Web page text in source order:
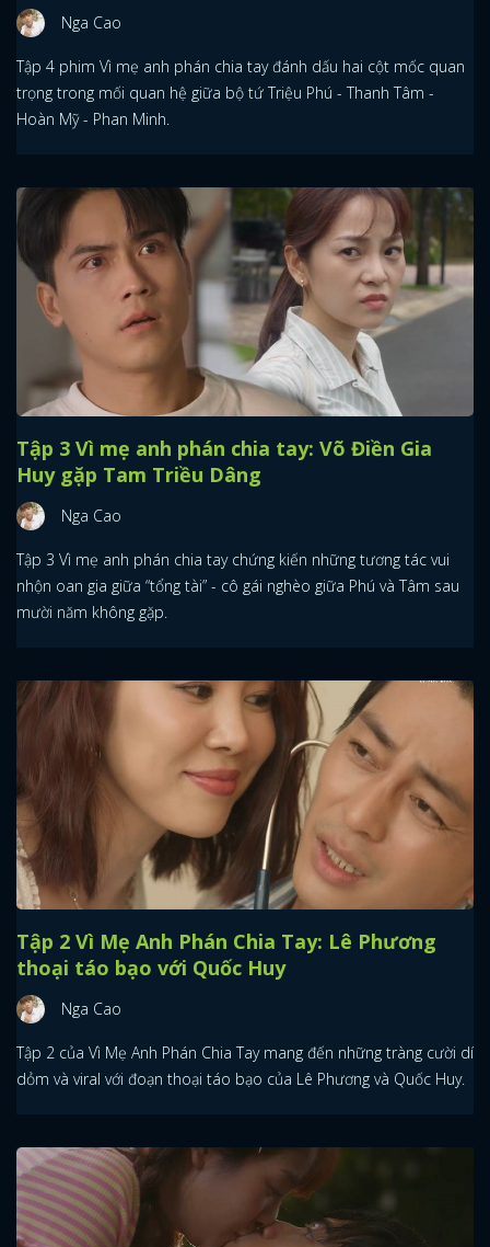
Nga Cao
Tập 4 phim Vì mẹ anh phán chia tay đánh dấu hai cột mốc quan
trọng trong mối quan hệ giữa bộ tứ Triệu Phú - Thanh Tâm -
Hoàn Mỹ - Phan Minh.
Tập 3 Vì mẹ anh phán chia tay: Võ Điền Gia
Huy gặp Tam Triều Dâng
Nga Cao
Tập 3 Vì mẹ anh phán chia tay chứng kiến những tương tác vui
nhộn oan gia giữa “tổng tài” - cô gái nghèo giữa Phú và Tâm sau
mười năm không gặp.
Tập 2 Vì Mẹ Anh Phán Chia Tay: Lê Phương
thoại táo bạo với Quốc Huy
Nga Cao
Tập 2 của Vì Mẹ Anh Phán Chia Tay mang đến những tràng cười dí
dỏm và viral với đoạn thoại táo bạo của Lê Phương và Quốc Huy.